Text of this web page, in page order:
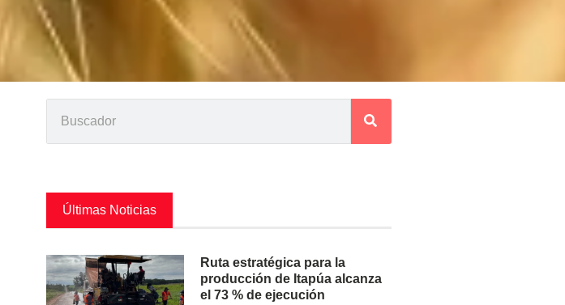
Últimas Noticias
Ruta estratégica para la
producción de Itapúa alcanza
el 73 % de ejecución